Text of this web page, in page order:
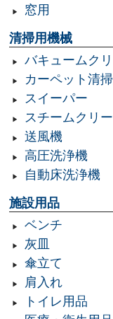
窓用
清掃用機械
バキュームク
カーペット清
スイーパー
スチームクリ
送風機
高圧洗浄機
自動床洗浄機
施設用品
ベンチ
灰皿
傘立て
肩入れ
トイレ用品